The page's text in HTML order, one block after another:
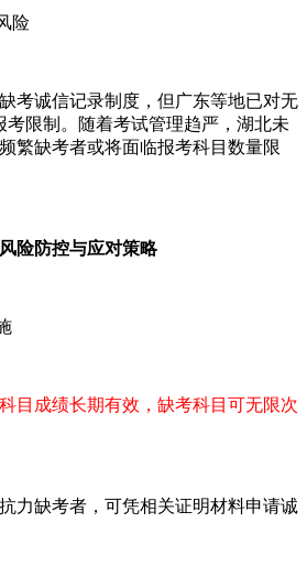
险
诚信记录制度，但广东等地已对无
考限制。随着考试管理趋严，湖北未
繁缺考者或将面临报考科目数量限
险防控与应对策略
目成绩长期有效，缺考科目可无限次
缺考者，可凭相关证明材料申请诚